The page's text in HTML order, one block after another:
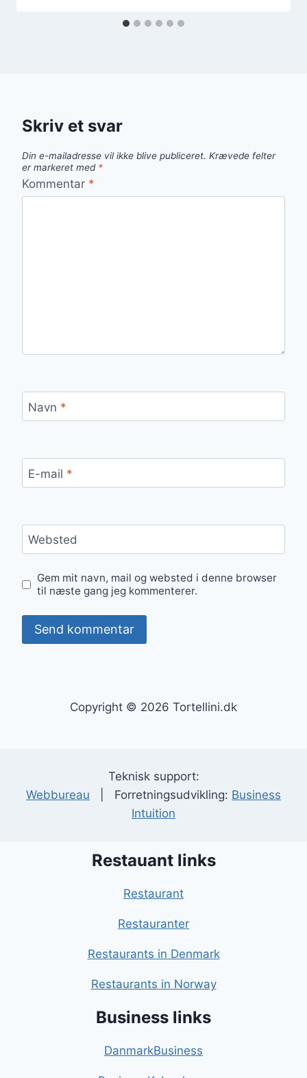
Skriv et svar
Din e-mailadresse vil ikke blive publiceret. Krævede felter
er markeret med *
Kommentar *
Navn *
E-mail *
Websted
Gem mit navn, mail og websted i denne browser
til næste gang jeg kommenterer.
Copyright © 2026 Tortellini.dk
Teknisk support:
Webbureau | Forretningsudvikling: Business
Intuition
Restauant links
Restaurant
Restauranter
Restaurants in Denmark
Restaurants in Norway
Business links
DanmarkBusiness